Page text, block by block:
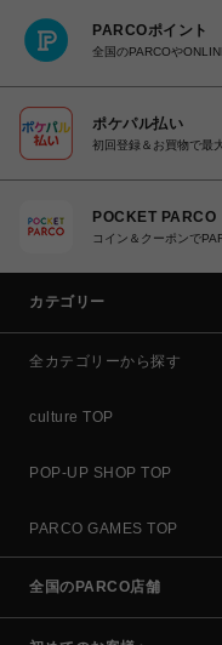
PARCOポイント
全国のPARCOや
ポケパル払い
初回登録＆お買物で最
POCKET PARCO
コイン＆クーポンで
カテゴリー
全カテゴリーから探す
culture TOP
POP-UP SHOP TOP
PARCO GAMES TOP
全国のPARCO店舗